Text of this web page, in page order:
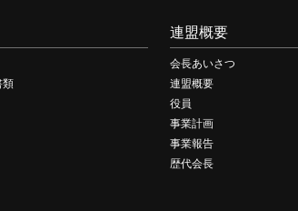
類
連盟概要
会長あいさつ
連盟概要
役員
事業計画
事業報告
歴代会長